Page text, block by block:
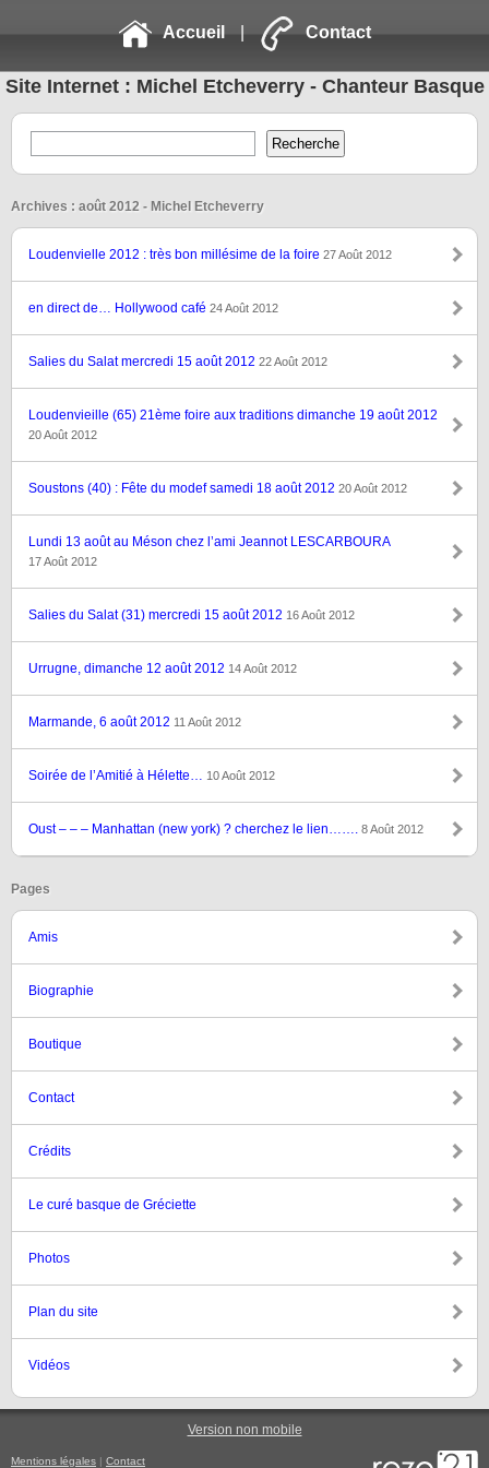
Accueil | Contact
Site Internet : Michel Etcheverry - Chanteur Basque
Archives : août 2012 - Michel Etcheverry
Loudenvielle 2012 : très bon millésime de la foire 27 Août 2012
en direct de… Hollywood café 24 Août 2012
Salies du Salat mercredi 15 août 2012 22 Août 2012
Loudenvieille (65) 21ème foire aux traditions dimanche 19 août 2012
20 Août 2012
Soustons (40) : Fête du modef samedi 18 août 2012 20 Août 2012
Lundi 13 août au Méson chez l’ami Jeannot LESCARBOURA
17 Août 2012
Salies du Salat (31) mercredi 15 août 2012 16 Août 2012
Urrugne, dimanche 12 août 2012 14 Août 2012
Marmande, 6 août 2012 11 Août 2012
Soirée de l’Amitié à Hélette… 10 Août 2012
Oust – – – Manhattan (new york) ? cherchez le lien……. 8 Août 2012
Pages
Amis
Biographie
Boutique
Contact
Crédits
Le curé basque de Gréciette
Photos
Plan du site
Vidéos
Version non mobile
Mentions légales | Contact